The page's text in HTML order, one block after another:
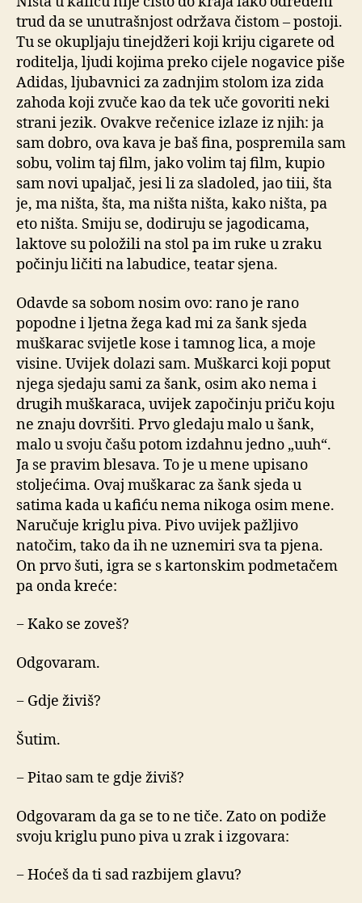
trud da se unutrašnjost održava čistom – postoji.
Tu se okupljaju tinejdžeri koji kriju cigarete od
roditelja, ljudi kojima preko cijele nogavice piše
Adidas, ljubavnici za zadnjim stolom iza zida
zahoda koji zvuče kao da tek uče govoriti neki
strani jezik. Ovakve rečenice izlaze iz njih: ja
sam dobro, ova kava je baš fina, pospremila sam
sobu, volim taj film, jako volim taj film, kupio
sam novi upaljač, jesi li za sladoled, jao tiii, šta
je, ma ništa, šta, ma ništa ništa, kako ništa, pa
eto ništa. Smiju se, dodiruju se jagodicama,
laktove su položili na stol pa im ruke u zraku
počinju ličiti na labudice, teatar sjena.
Odavde sa sobom nosim ovo: rano je rano
popodne i ljetna žega kad mi za šank sjeda
muškarac svijetle kose i tamnog lica, a moje
visine. Uvijek dolazi sam. Muškarci koji poput
njega sjedaju sami za šank, osim ako nema i
drugih muškaraca, uvijek započinju priču koju
ne znaju dovršiti. Prvo gledaju malo u šank,
malo u svoju čašu potom izdahnu jedno „uuh“.
Ja se pravim blesava. To je u mene upisano
stoljećima. Ovaj muškarac za šank sjeda u
satima kada u kafiću nema nikoga osim mene.
Naručuje kriglu piva. Pivo uvijek pažljivo
natočim, tako da ih ne uznemiri sva ta pjena.
On prvo šuti, igra se s kartonskim podmetačem
pa onda kreće:
− Kako se zoveš?
Odgovaram.
− Gdje živiš?
Šutim.
− Pitao sam te gdje živiš?
Odgovaram da ga se to ne tiče. Zato on podiže
svoju kriglu puno piva u zrak i izgovara:
− Hoćeš da ti sad razbijem glavu?